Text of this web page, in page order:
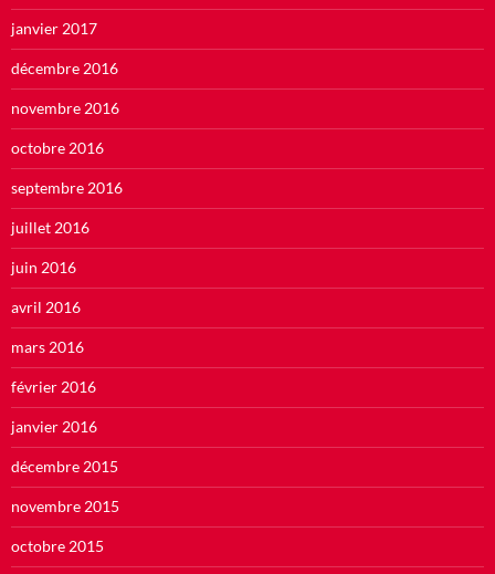
janvier 2017
décembre 2016
novembre 2016
octobre 2016
septembre 2016
juillet 2016
juin 2016
avril 2016
mars 2016
février 2016
janvier 2016
décembre 2015
novembre 2015
octobre 2015